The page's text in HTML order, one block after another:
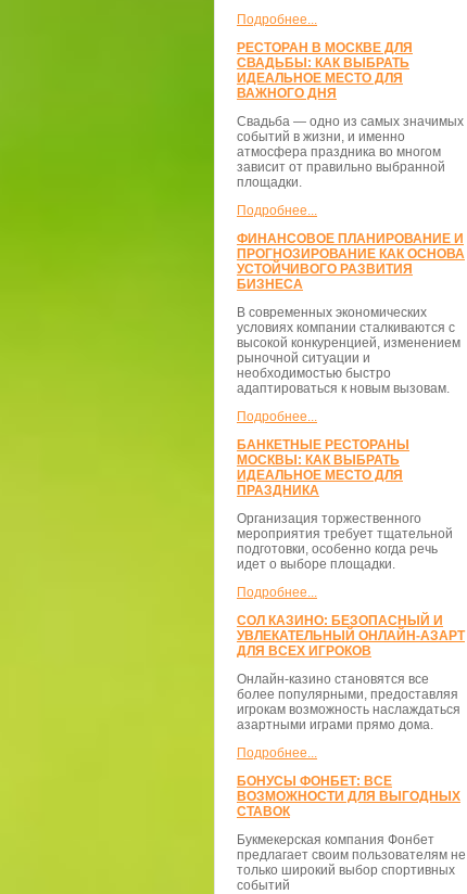
Подробнее...
РЕСТОРАН В МОСКВЕ ДЛЯ
СВАДЬБЫ: КАК ВЫБРАТЬ
ИДЕАЛЬНОЕ МЕСТО ДЛЯ
ВАЖНОГО ДНЯ
Свадьба — одно из самых значимых
событий в жизни, и именно
атмосфера праздника во многом
зависит от правильно выбранной
площадки.
Подробнее...
ФИНАНСОВОЕ ПЛАНИРОВАНИЕ И
ПРОГНОЗИРОВАНИЕ КАК ОСНОВА
УСТОЙЧИВОГО РАЗВИТИЯ
БИЗНЕСА
В современных экономических
условиях компании сталкиваются с
высокой конкуренцией, изменением
рыночной ситуации и
необходимостью быстро
адаптироваться к новым вызовам.
Подробнее...
БАНКЕТНЫЕ РЕСТОРАНЫ
МОСКВЫ: КАК ВЫБРАТЬ
ИДЕАЛЬНОЕ МЕСТО ДЛЯ
ПРАЗДНИКА
Организация торжественного
мероприятия требует тщательной
подготовки, особенно когда речь
идет о выборе площадки.
Подробнее...
СОЛ КАЗИНО: БЕЗОПАСНЫЙ И
УВЛЕКАТЕЛЬНЫЙ ОНЛАЙН-АЗАРТ
ДЛЯ ВСЕХ ИГРОКОВ
Онлайн-казино становятся все
более популярными, предоставляя
игрокам возможность наслаждаться
азартными играми прямо дома.
Подробнее...
БОНУСЫ ФОНБЕТ: ВСЕ
ВОЗМОЖНОСТИ ДЛЯ ВЫГОДНЫХ
СТАВОК
Букмекерская компания Фонбет
предлагает своим пользователям не
только широкий выбор спортивных
событий